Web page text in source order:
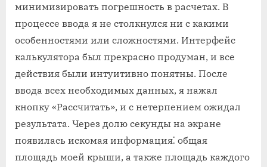
минимизировать погрешность в расчетах. В
процессе ввода я не столкнулся ни с какими
особенностями или сложностями. Интерфейс
калькулятора был прекрасно продуман, и все
действия были интуитивно понятны. После
ввода всех необходимых данных, я нажал
кнопку «Рассчитать», и с нетерпением ожидал
результата. Через долю секунды на экране
появилась искомая информация⁚ общая
площадь моей крыши, а также площадь каждого